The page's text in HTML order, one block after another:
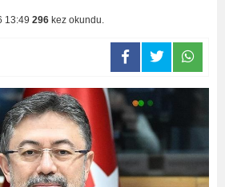
13:49 296 kez okundu.